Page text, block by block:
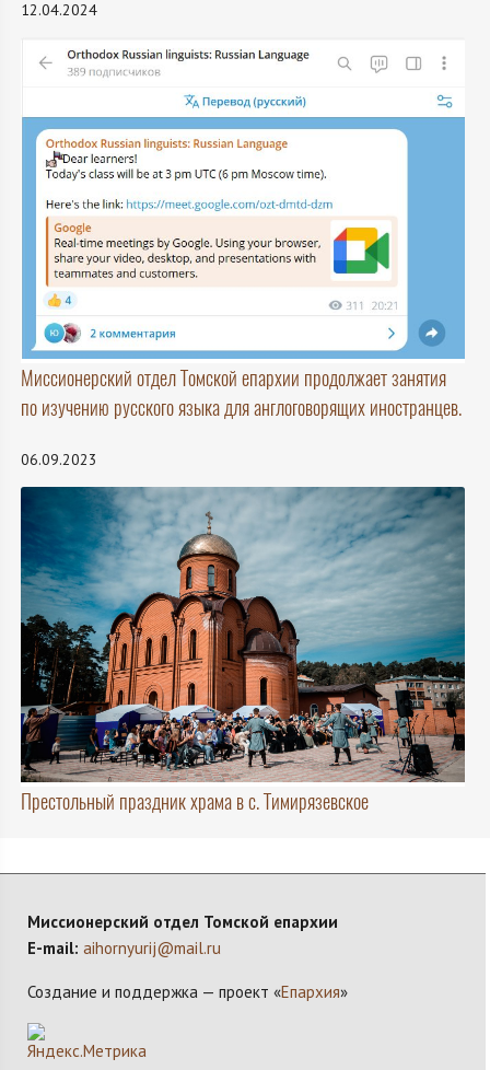
12.04.2024
Миссионерский отдел Томской епархии продолжает занятия
по изучению русского языка для англоговорящих иностранцев.
06.09.2023
Престольный праздник храма в с. Тимирязевское
Миссионерский отдел Томской епархии
E-mail: aihornyurij@mail.ru
Создание и поддержка — проект «Епархия»